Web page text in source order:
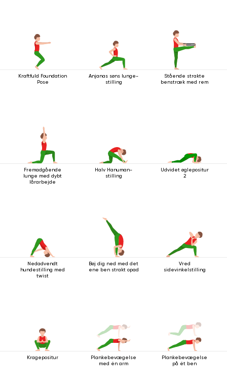
Kraftfuld Foundation
Pose
Anjanas søns lunge-
stilling
Stående strakte
benstræk med rem
Fremadgående
lunge med dybt
lårarbejde
Halv Hanuman-
stilling
Udvidet øglepositur
2
Nedadvendt
hundestilling med
twist
Bøj dig ned med det
ene ben strakt opad
Vred
sidevinkelstilling
Kragepositur
Plankebevægelse
med én arm
Plankebevægelse
på ét ben